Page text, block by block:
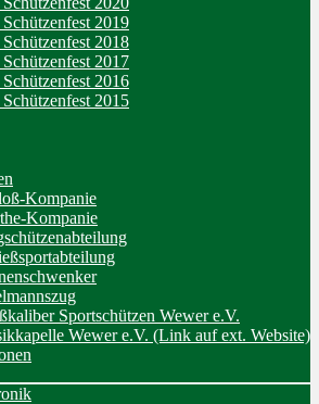
2019
2018
2017
2016
2015
Kompanie
Kompanie
Sportschützen Wewer e.V.
Wewer e.V. (Link auf ext. Website)